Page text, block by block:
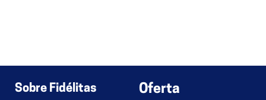
Sobre Fidélitas
Oferta